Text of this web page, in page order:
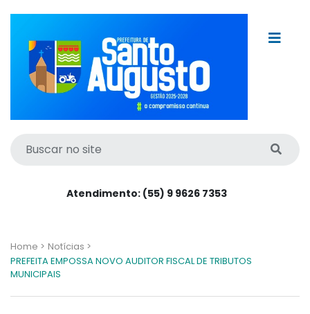
Atendimento: (55) 9 9626 7353
Home > Notícias >
PREFEITA EMPOSSA NOVO AUDITOR FISCAL DE TRIBUTOS
MUNICIPAIS